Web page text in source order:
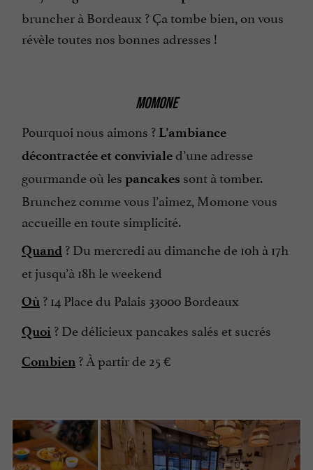
bruncher à Bordeaux ? Ça tombe bien, on vous
révèle toutes nos bonnes adresses !
MOMONE
Pourquoi nous aimons ? L’ambiance
décontractée et convivialed’une adresse
gourmande où les pancakes sont à tomber.
Brunchez comme vous l’aimez, Momone vous
accueille en toute simplicité.
Quand ? Du mercredi au dimanche de 10h à 17h
et jusqu’à 18h le weekend
Où ? 14 Place du Palais 33000 Bordeaux
Quoi ? De délicieux pancakes salés et sucrés
Combien ? À partir de 25 €